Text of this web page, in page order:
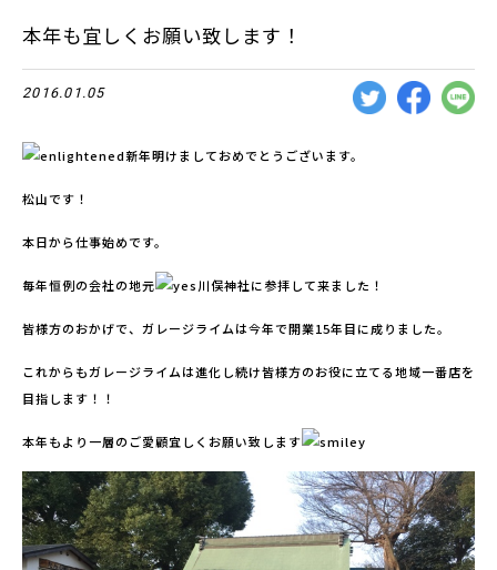
本年も宜しくお願い致します！
2016.01.05
新年明けましておめでとうございます。
松山です！
本日から仕事始めです。
毎年恒例の会社の地元 川俣神社に参拝して来ました！
皆様方のおかげで、ガレージライムは今年で開業15年目に成りました。
これからもガレージライムは進化し続け皆様方のお役に立てる地域一番店を
目指します！！
本年もより一層のご愛顧宜しくお願い致します